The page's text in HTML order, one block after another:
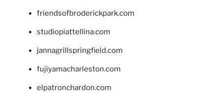
friendsofbroderickpark.com
studiopiattellina.com
jannagrillspringfield.com
fujiyamacharleston.com
elpatronchardon.com